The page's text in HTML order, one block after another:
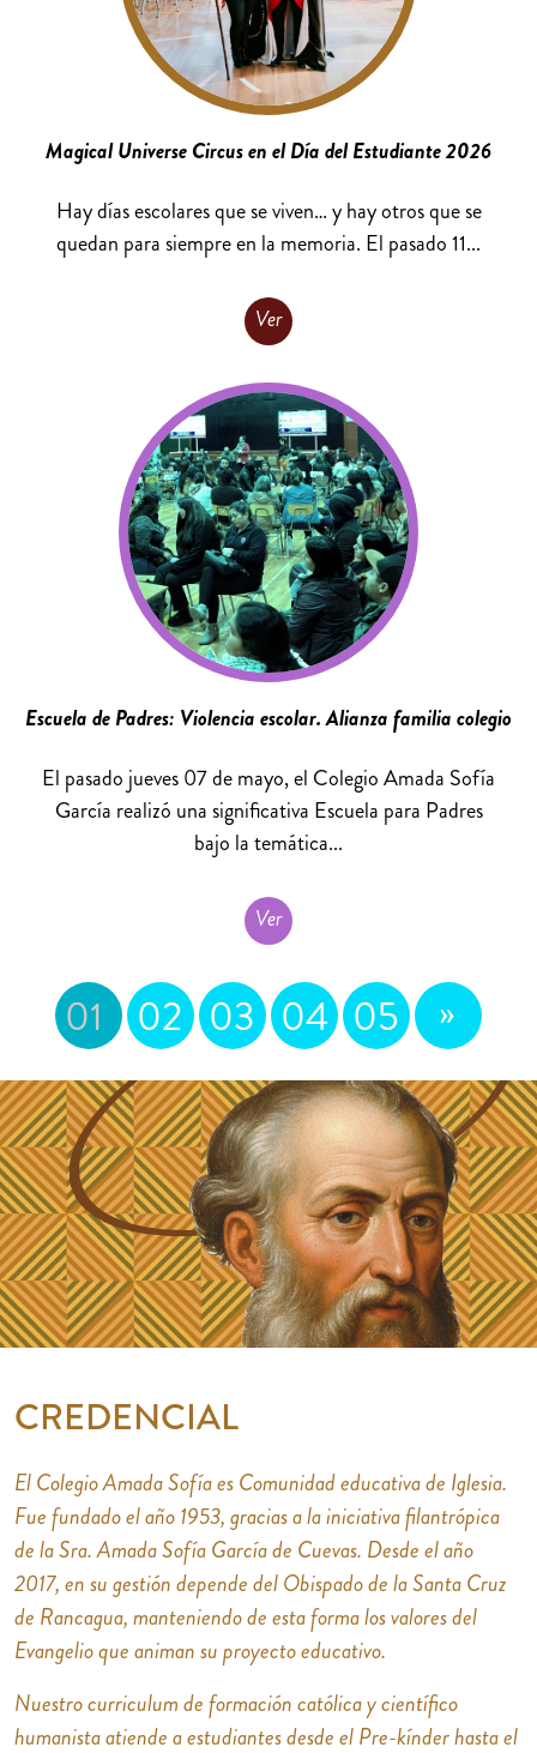
Magical Universe Circus en el Día del Estudiante 2026
Hay días escolares que se viven… y hay otros que se
quedan para siempre en la memoria. El pasado 11...
Ver
Escuela de Padres: Violencia escolar. Alianza familia colegio
El pasado jueves 07 de mayo, el Colegio Amada Sofía
García realizó una significativa Escuela para Padres
bajo la temática...
Ver
01 02 03 04 05 »
CREDENCIAL
El Colegio Amada Sofía es Comunidad educativa de Iglesia.
Fue fundado el año 1953, gracias a la iniciativa filantrópica
de la Sra. Amada Sofía García de Cuevas. Desde el año
2017, en su gestión depende del Obispado de la Santa Cruz
de Rancagua, manteniendo de esta forma los valores del
Evangelio que animan su proyecto educativo.
Nuestro curriculum de formación católica y científico
humanista atiende a estudiantes desde el Pre-kínder hasta el